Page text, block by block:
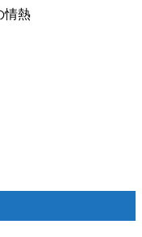
情熱